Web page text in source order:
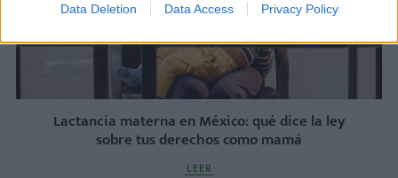
Data Deletion Data Access Privacy Policy
Lactancia materna en México: qué dice la ley
sobre tus derechos como mamá
LEER